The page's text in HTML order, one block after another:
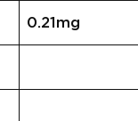
0.21mg